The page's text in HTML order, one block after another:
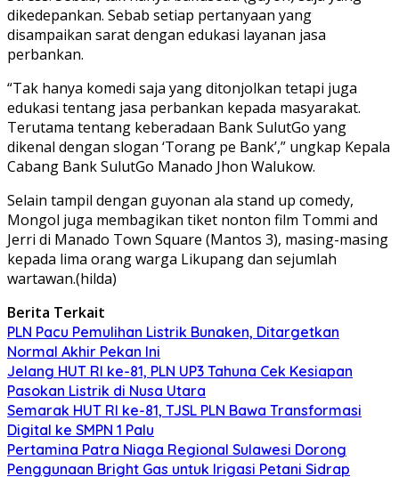
dikedepankan. Sebab setiap pertanyaan yang
disampaikan sarat dengan edukasi layanan jasa
perbankan.
“Tak hanya komedi saja yang ditonjolkan tetapi juga
edukasi tentang jasa perbankan kepada masyarakat.
Terutama tentang keberadaan Bank SulutGo yang
dikenal dengan slogan ‘Torang pe Bank’,” ungkap Kepala
Cabang Bank SulutGo Manado Jhon Walukow.
Selain tampil dengan guyonan ala stand up comedy,
Mongol juga membagikan tiket nonton film Tommi and
Jerri di Manado Town Square (Mantos 3), masing-masing
kepada lima orang warga Likupang dan sejumlah
wartawan.(hilda)
Berita Terkait
PLN Pacu Pemulihan Listrik Bunaken, Ditargetkan
Normal Akhir Pekan Ini
Jelang HUT RI ke-81, PLN UP3 Tahuna Cek Kesiapan
Pasokan Listrik di Nusa Utara
Semarak HUT RI ke-81, TJSL PLN Bawa Transformasi
Digital ke SMPN 1 Palu
Pertamina Patra Niaga Regional Sulawesi Dorong
Penggunaan Bright Gas untuk Irigasi Petani Sidrap